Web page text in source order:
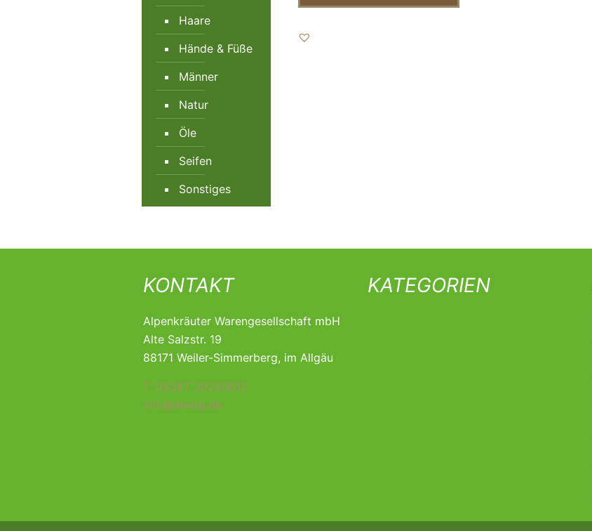
Haare
Hände & Füße
Männer
Natur
Öle
Seifen
Sonstiges
KONTAKT
Alpenkräuter Warengesellschaft mbH
Alte Salzstr. 19
88171 Weiler-Simmerberg, im Allgäu
T: 08387 39280812
info@alwag.de
KATEGORIEN